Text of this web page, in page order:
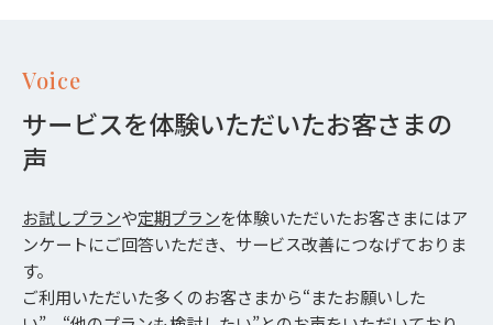
Voice
サービスを体験いただいたお客さまの
声
お試しプランや定期プランを体験いただいたお客さまにはア
ンケートにご回答いただき、サービス改善につなげておりま
す。
ご利用いただいた多くのお客さまから“またお願いした